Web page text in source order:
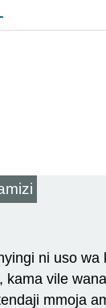
ni uso
kama vile
mmoja